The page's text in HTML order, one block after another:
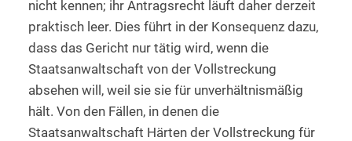
nicht kennen; ihr Antragsrecht läuft daher derzeit
praktisch leer. Dies führt in der Konsequenz dazu,
dass das Gericht nur tätig wird, wenn die
Staatsanwaltschaft von der Vollstreckung
absehen will, weil sie sie für unverhältnismäßig
hält. Von den Fällen, in denen die
Staatsanwaltschaft Härten der Vollstreckung für